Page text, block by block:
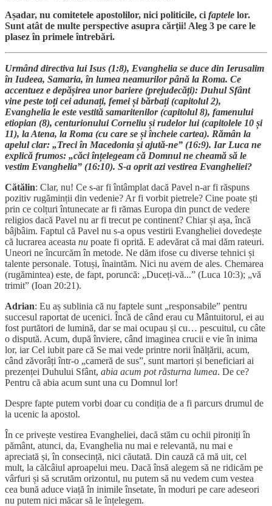
Așadar, nu comitetele apostolilor, nici politicile, ci faptele lor.
Sunt atât de multe perspective asupra cărții! Aleg 3 pe care le
plasez în primele întrebări.
Urmând directiva lui Isus (1:8), Evanghelia se duce din Ierusalim
în Iudeea, Samaria, în lumea neamurilor până la Roma. Ce
accentuez e depășirea unor bariere (prejudecăți): Duhul Sfânt
vine peste toți cei adunați, femei și bărbați (capitolul 2),
Evanghelia le este vestită samaritenilor (capitolul 8), famenului
etiopian (8), centurionului Corneliu și rudelor lui (capitolele 10 și
11), la Atena, la Roma (cu care se și încheie cartea). Rămân la
apelul clar: „Treci în Macedonia și ajută-ne” (16:9). Iar Luca ne
explică frumos: „căci înțelegeam că Domnul ne cheamă să le
vestim Evanghelia” (16:10). S-a oprit azi vestirea Evangheliei?
Cătălin: Clar, nu! Ce s-ar fi întâmplat dacă Pavel n-ar fi răspuns
pozitiv rugăminții din vedenie? Ar fi vorbit pietrele? Cine poate ști
prin ce colțuri întunecate ar fi rămas Europa din punct de vedere
religios dacă Pavel nu ar fi trecut pe continent? Chiar și așa, încă
bâjbâim. Faptul că Pavel nu s-a opus vestirii Evangheliei dovedește
că lucrarea aceasta nu poate fi oprită. E adevărat că mai dăm rateuri.
Uneori ne încurcăm în metode. Ne dăm ifose cu diverse tehnici și
talente personale. Totuși, înaintăm. Nici nu avem de ales. Chemarea
(rugămintea) este, de fapt, poruncă: „Duceți-vă...” (Luca 10:3); „vă
trimit” (Ioan 20:21).
Adrian: Eu aș sublinia că nu faptele sunt „responsabile” pentru
succesul raportat de ucenici. Încă de când erau cu Mântuitorul, ei au
fost purtători de lumină, dar se mai ocupau și cu… pescuitul, cu câte
o dispută. Acum, după înviere, când imaginea crucii e vie în inima
lor, iar Cel iubit pare că Se mai vede printre norii înălțării, acum,
când zăvorâți într-o „cameră de sus”, sunt martori și beneficiari ai
prezenței Duhului Sfânt, abia acum pot răsturna lumea. De ce?
Pentru că abia acum sunt una cu Domnul lor!
Despre fapte putem vorbi doar cu condiția de a fi parcurs drumul de
la ucenic la apostol.
În ce privește vestirea Evangheliei, dacă stăm cu ochii pironiți în
pământ, atunci, da, Evanghelia nu mai e relevantă, nu mai e
apreciată și, în consecință, nici căutată. Din cauză că mă uit, cel
mult, la călcâiul aproapelui meu. Dacă însă alegem să ne ridicăm pe
vârfuri și să scrutăm orizontul, nu putem să nu vedem cum vestea
cea bună aduce viață în inimile însetate, în moduri pe care adeseori
nu putem nici măcar să le înțelegem.